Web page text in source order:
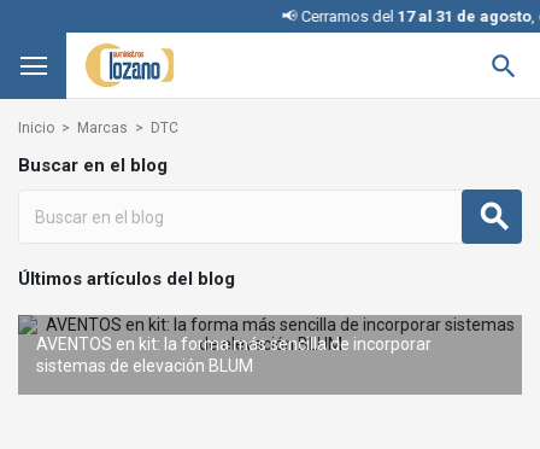
📢 Cerramos del 17 al 31 de agosto,

Inicio Marcas DTC
Buscar en el blog
Últimos artículos del blog
REVEGO de BLUM: el sistema de puertas escamoteables que
AVENTOS en kit: la forma más sencilla de incorporar
sistemas de elevación BLUM
Condena con llave: una solución inteligente y segura sin